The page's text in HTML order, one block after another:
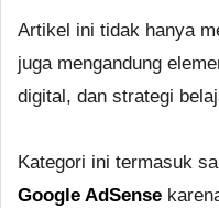
Artikel ini tidak hanya
juga mengandung
digital, dan strategi
Kategori ini termasuk
Google AdSense